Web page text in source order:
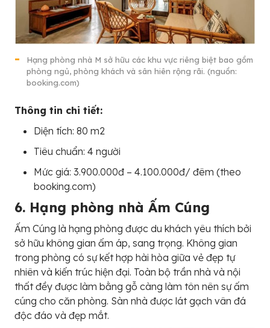
Hạng phòng nhà M sở hữu các khu vực riêng biệt bao gồm
phòng ngủ, phòng khách và sân hiên rộng rãi. (nguồn:
booking.com)
Thông tin chi tiết:
Diện tích: 80 m2
Tiêu chuẩn: 4 người
Mức giá: 3.900.000đ – 4.100.000đ/ đêm (theo
booking.com)
6. Hạng phòng nhà Ấm Cúng
Ấm Cúng là hạng phòng được du khách yêu thích bởi
sở hữu không gian ấm áp, sang trọng. Không gian
trong phòng có sự kết hợp hài hòa giữa vẻ đẹp tự
nhiên và kiến trúc hiện đại. Toàn bộ trần nhà và nội
thất đềy được làm bằng gỗ càng làm tôn nên sự ấm
cúng cho căn phòng. Sàn nhà được lát gạch vân đá
độc đáo và đẹp mắt.